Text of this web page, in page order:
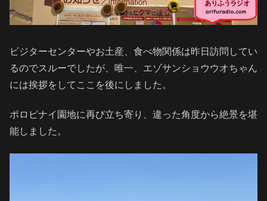
ビジターセンターやお土産、食べ物関係は昨日訪問してい
るのでスルーでしたが、唯一、エゾサンショウウオちゃん
には挨拶をしてここを後にしました。
ポロピナイ園地に再び立ち寄り、違った角度から絶景を堪
能しました。